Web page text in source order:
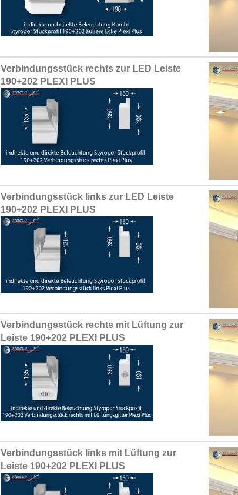
Verbindungsstück rechts zur LED Leiste
190+202 PLEXI PLUS
Verbindungsstück links zur LED Leiste
190+202 PLEXI PLUS
Verbindungsstück rechts mit Lüftung zur
Leiste 190+202 PLEXI PLUS
Verbindungsstück links mit Lüftung zur
Leiste 190+202 PLEXI PLUS